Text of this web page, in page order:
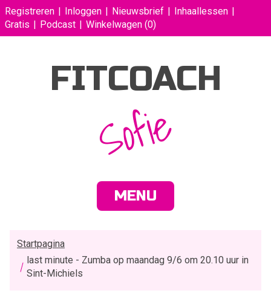
Registreren Inloggen Nieuwsbrief
Inhaallessen
Gratis
Podcast Winkelwagen (0)
FITCOACH
Sofie
MENU
Startpagina
last minute - Zumba op maandag 9/6 om 20.10 uur in
Sint-Michiels